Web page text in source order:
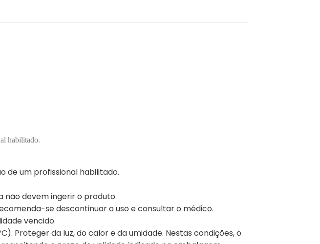
habilitado.
de um profissional habilitado.
não devem ingerir o produto.
se descontinuar o uso e consultar o médico.
vencido.
Proteger da luz, do calor e da umidade. Nestas condições, o